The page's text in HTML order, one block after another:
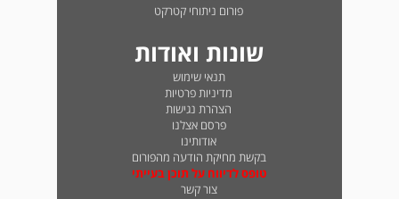
פורום ניתוחי קטרקט
שונות ואודות
תנאי שימוש
מדיניות פרטיות
הצהרת נגישות
פרסם אצלנו
אודותינו
בקשת מחיקת הודעה מהפורום
טופס לדיווח על תוכן בעייתי
צור קשר